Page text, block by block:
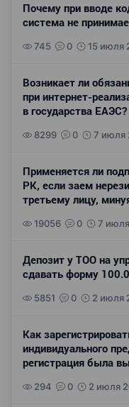
Почему при вводе
система не
745 0 15 июля
Возникает ли
при интернет-
в государства ЕАЭС?
8299 0 7 июля
Применяется ли
РК, если заем
третьему лицу,
19056 0 7
Депозит у ТОО на
сдавать форму
5851 0 2 июля
Как
индивидуального
регистрация была
294 0 2 июля